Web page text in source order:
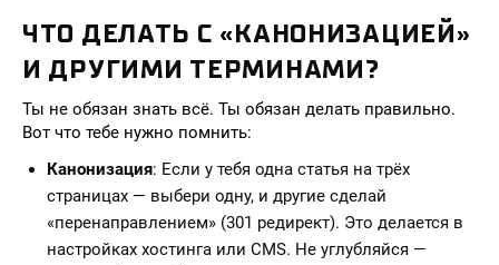
ЧТО ДЕЛАТЬ С «КАНОНИЗАЦИЕЙ»
И ДРУГИМИ ТЕРМИНАМИ?
Ты не обязан знать всё. Ты обязан делать правильно.
Вот что тебе нужно помнить:
Канонизация: Если у тебя одна статья на трёх
страницах — выбери одну, и другие сделай
«перенаправлением» (301 редирект). Это делается в
настройках хостинга или CMS. Не углубляйся —